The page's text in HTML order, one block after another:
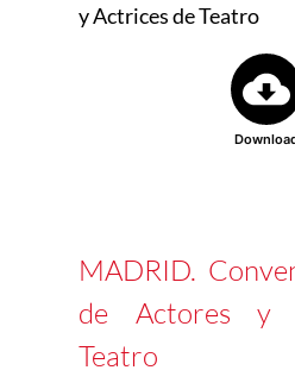
y Actrices de Teatro
MADRID.
de Actores y
Teatro